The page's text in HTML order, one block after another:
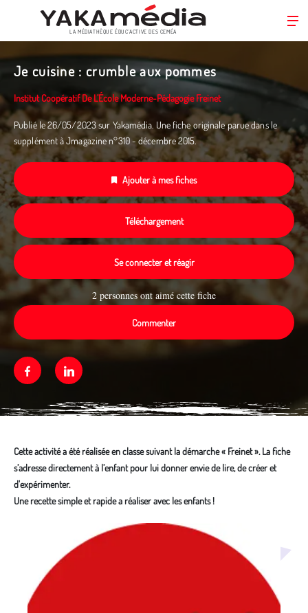
principal
LA MÉDIATHÈQUE ÉDUC’ACTIVE DES CEMÉA
Je cuisine : crumble aux pommes
Institut Coopératif De L’École Moderne-Pédagogie Freinet
Publié le 26/05/2023 sur Yakamédia. Une fiche originale parue dans le
supplément à Jmagazine n°310 - décembre 2015.
Ajouter à mes fiches
Téléchargement
Se connecter et réagir
2 personnes ont aimé cette fiche
Commenter
FacebookLinkedin
Cette activité a été réalisée en classe suivant la démarche « Freinet ». La fiche
s’adresse directement à l’enfant pour lui donner envie de lire, de créer et
d'expérimenter.
Une recette simple et rapide a réaliser avec les enfants !